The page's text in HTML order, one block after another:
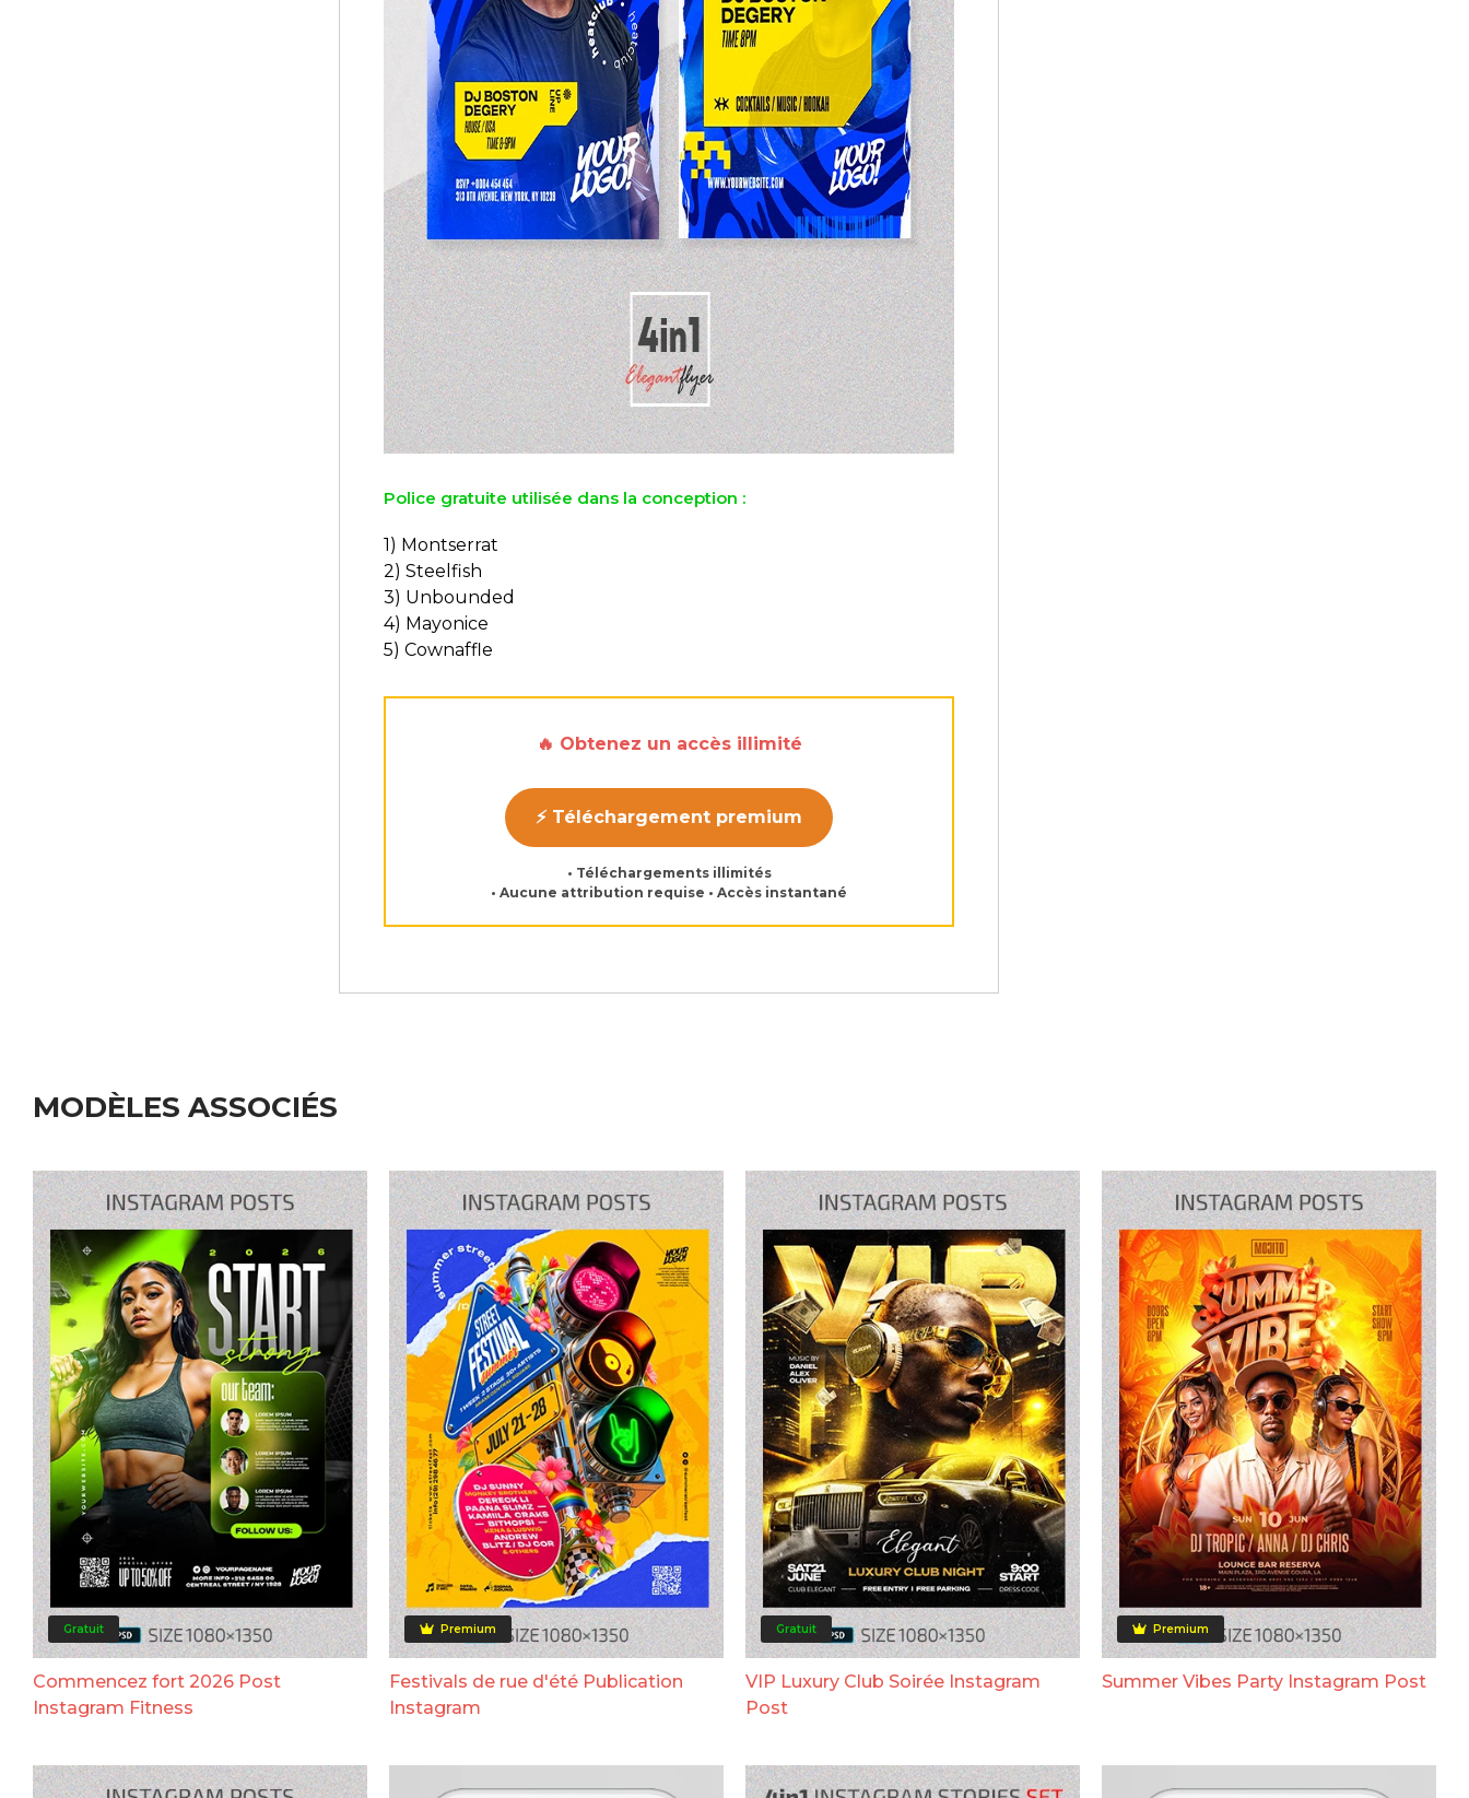
Police gratuite utilisée dans la conception :
1) Montserrat
2) Steelfish
3) Unbounded
4) Mayonice
5) Cownaffle
🔥 Obtenez un accès illimité
⚡ Téléchargement premium
• Téléchargements illimités
• Aucune attribution requise • Accès instantané
MODÈLES ASSOCIÉS
Gratuit
Commencez fort 2026 Post
Instagram Fitness
Premium
Festivals de rue d'été Publication
Instagram
Gratuit
VIP Luxury Club Soirée Instagram
Post
Premium
Summer Vibes Party Instagram Post